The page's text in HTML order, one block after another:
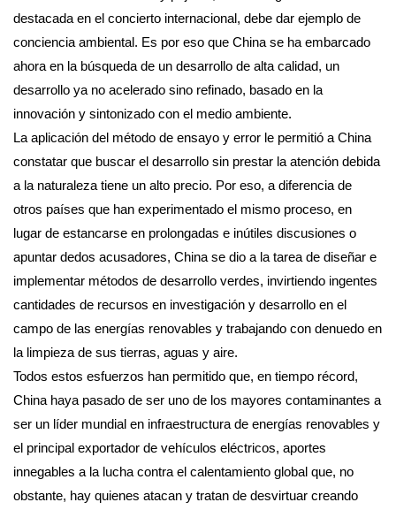
destacada en el concierto internacional, debe dar ejemplo de
conciencia ambiental. Es por eso que China se ha embarcado
ahora en la búsqueda de un desarrollo de alta calidad, un
desarrollo ya no acelerado sino refinado, basado en la
innovación y sintonizado con el medio ambiente.
La aplicación del método de ensayo y error le permitió a China
constatar que buscar el desarrollo sin prestar la atención debida
a la naturaleza tiene un alto precio. Por eso, a diferencia de
otros países que han experimentado el mismo proceso, en
lugar de estancarse en prolongadas e inútiles discusiones o
apuntar dedos acusadores, China se dio a la tarea de diseñar e
implementar métodos de desarrollo verdes, invirtiendo ingentes
cantidades de recursos en investigación y desarrollo en el
campo de las energías renovables y trabajando con denuedo en
la limpieza de sus tierras, aguas y aire.
Todos estos esfuerzos han permitido que, en tiempo récord,
China haya pasado de ser uno de los mayores contaminantes a
ser un líder mundial en infraestructura de energías renovables y
el principal exportador de vehículos eléctricos, aportes
innegables a la lucha contra el calentamiento global que, no
obstante, hay quienes atacan y tratan de desvirtuar creando